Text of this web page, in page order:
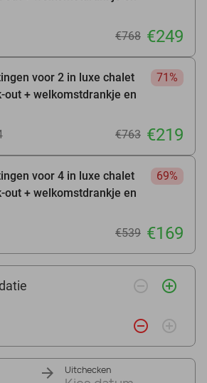
€768 €249
voor 2 in luxe chalet
out + welkomstdrankje en
71%
€763 €219
voor 4 in luxe chalet
out + welkomstdrankje en
69%
€539 €169
remove_circle_outline add_circle_outline
remove_circle_outline add_circle_outline
Uitchecken